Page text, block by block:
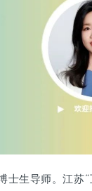
士生导师。江苏